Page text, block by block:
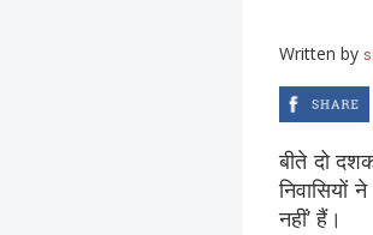
Written by
बीते दो
निवासियों
नहीं’ हैं।